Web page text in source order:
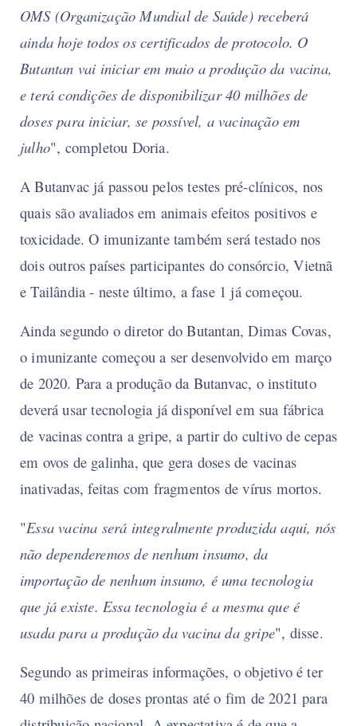
OMS (Organização Mundial de Saúde) receberá
ainda hoje todos os certificados de protocolo. O
Butantan vai iniciar em maio a produção da vacina,
e terá condições de disponibilizar 40 milhões de
doses para iniciar, se possível, a vacinação em
julho", completou Doria.
A Butanvac já passou pelos testes pré-clínicos, nos
quais são avaliados em animais efeitos positivos e
toxicidade. O imunizante também será testado nos
dois outros países participantes do consórcio, Vietnã
e Tailândia - neste último, a fase 1 já começou.
Ainda segundo o diretor do Butantan, Dimas Covas,
o imunizante começou a ser desenvolvido em março
de 2020. Para a produção da Butanvac, o instituto
deverá usar tecnologia já disponível em sua fábrica
de vacinas contra a gripe, a partir do cultivo de cepas
em ovos de galinha, que gera doses de vacinas
inativadas, feitas com fragmentos de vírus mortos.
"Essa vacina será integralmente produzida aqui, nós
não dependeremos de nenhum insumo, da
importação de nenhum insumo, é uma tecnologia
que já existe. Essa tecnologia é a mesma que é
usada para a produção da vacina da gripe", disse.
Segundo as primeiras informações, o objetivo é ter
40 milhões de doses prontas até o fim de 2021 para